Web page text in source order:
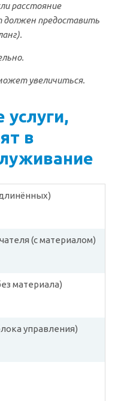
расстояние
предоставить
увеличиться.
в
(с материалом)
материала)
управления)